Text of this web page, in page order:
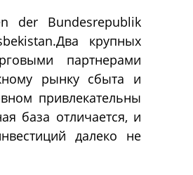
der Bundesrepublik
крупных
партнерами
рынку сбыта и
привлекательны
база отличается, и
далеко не